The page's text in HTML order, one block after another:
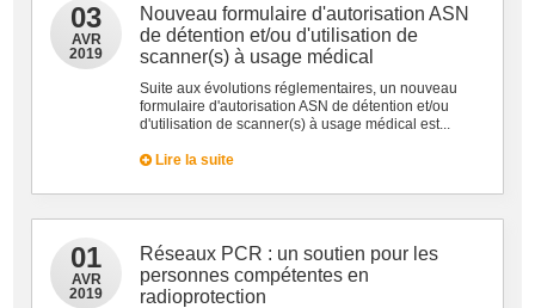
03
AVR
2019
Nouveau formulaire d'autorisation ASN
de détention et/ou d'utilisation de
scanner(s) à usage médical
Suite aux évolutions réglementaires, un nouveau
formulaire d'autorisation ASN de détention et/ou
d'utilisation de scanner(s) à usage médical est...
Lire la suite
01
AVR
2019
Réseaux PCR : un soutien pour les
personnes compétentes en
radioprotection